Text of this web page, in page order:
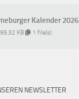
Kalender 2026
KB 1 file(s)
NEWSLETTER